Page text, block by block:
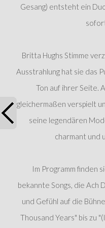
Gesang) entsteht ein
Britta Hughs Stimme
Ausstrahlung hat sie das
Ton auf ihrer Seite.
gleichermaßen verspielt
seine legendären
charmant und
Im Programm finden
bekannte Songs, die Ach
und Gefühl auf die
Thousand Years" bis zu